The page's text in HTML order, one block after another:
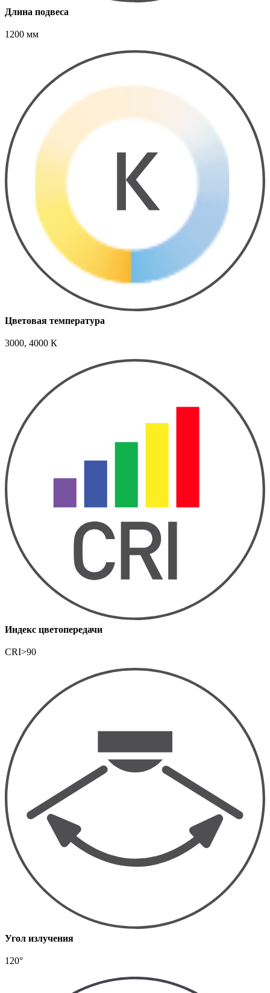
Длина подвеса
1200 мм
Цветовая температура
3000, 4000 К
Индекс цветопередачи
CRI>90
Угол излучения
120°